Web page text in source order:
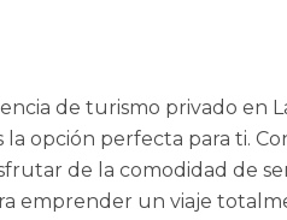
de turismo privado en
opción perfecta para ti.
de la comodidad de
emprender un viaje